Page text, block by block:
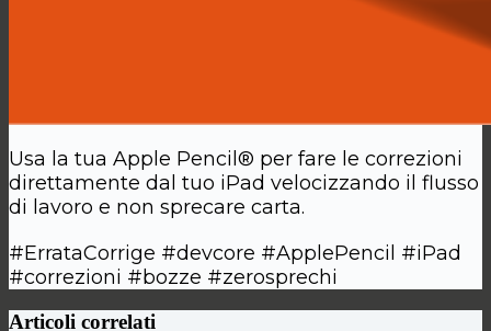
Usa la tua Apple Pencil® per fare le correzioni
direttamente dal tuo iPad velocizzando il flusso
di lavoro e non sprecare carta.
#ErrataCorrige #devcore #ApplePencil #iPad
#correzioni #bozze #zerosprechi
Articoli correlati